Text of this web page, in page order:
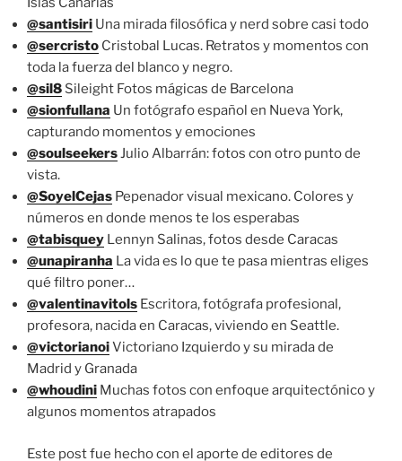
@santisiri Una mirada filosófica y nerd sobre casi todo
@sercristo Cristobal Lucas. Retratos y momentos con
toda la fuerza del blanco y negro.
@sil8 Sileight Fotos mágicas de Barcelona
@sionfullana Un fotógrafo español en Nueva York,
capturando momentos y emociones
@soulseekersJulio Albarrán: fotos con otro punto de
vista.
@SoyelCejas Pepenador visual mexicano. Colores y
números en donde menos te los esperabas
@tabisquey Lennyn Salinas, fotos desde Caracas
@unapiranha La vida es lo que te pasa mientras eliges
qué filtro poner…
@valentinavitols Escritora, fotógrafa profesional,
profesora, nacida en Caracas, viviendo en Seattle.
@victorianoiVictoriano Izquierdo y su mirada de
Madrid y Granada
@whoudini Muchas fotos con enfoque arquitectónico y
algunos momentos atrapados
Este post fue hecho con el aporte de editores de